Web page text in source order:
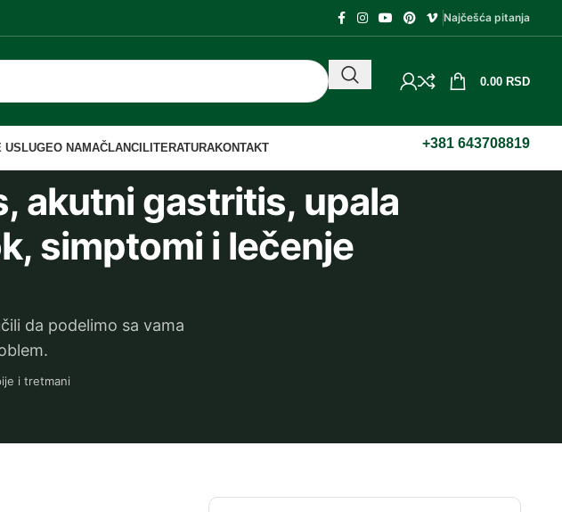
Najčešća pitanja
0.00 RSD
USLUGEO NAMAČLANCI LITERATURAKONTAKT +381 643708819
akutni gastritis, upala
simptomi i lečenje
da podelimo sa vama
i tretmani